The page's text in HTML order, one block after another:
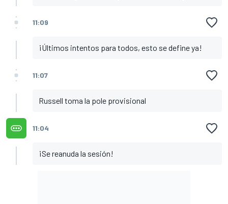
11:09
¡Últimos intentos para todos, esto se define ya!
11:07
Russell toma la pole provisional
11:04
¡Se reanuda la sesión!